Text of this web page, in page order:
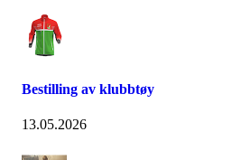
Bestilling av klubbtøy
13.05.2026